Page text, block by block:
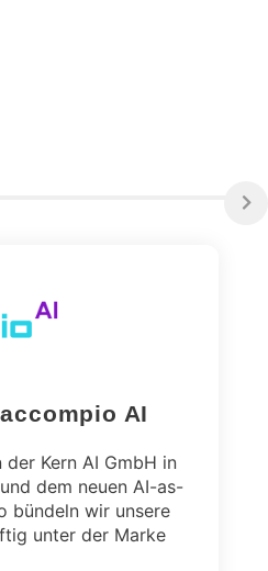
AI
Kern AI GmbH in
dem neuen AI-as-
bündeln wir unsere
unter der Marke